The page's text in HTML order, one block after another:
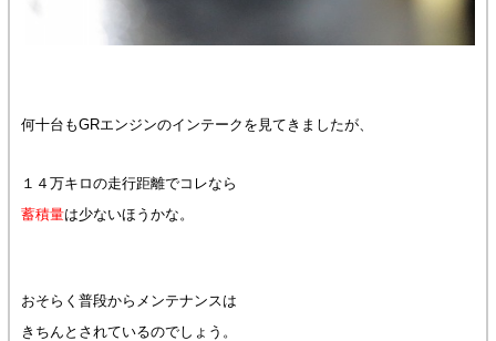
何十台もGRエンジンのインテークを見てきましたが、
１４万キロの走行距離でコレなら
蓄積量は少ないほうかな。
おそらく普段からメンテナンスは
きちんとされているのでしょう。